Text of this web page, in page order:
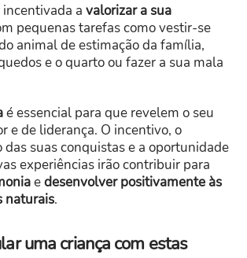
a valorizar a sua
pequenas tarefas como vestir-se
animal de estimação da família,
e o quarto ou fazer a sua mala
é essencial para que revelem o seu
e de liderança. O incentivo, o
das suas conquistas e a oportunidade
experiências irão contribuir para
edesenvolver positivamente às
naturais.
uma criança com estas